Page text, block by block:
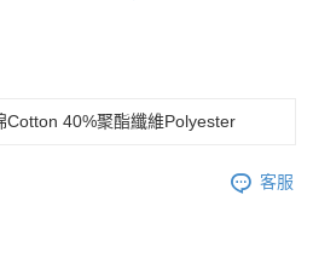
Cotton 40%聚酯纖維Polyester
客服